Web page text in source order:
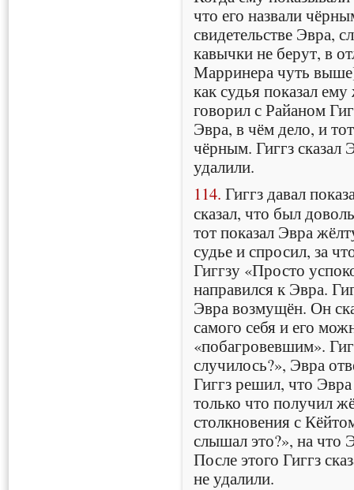
что его назвали
свидетельстве Эвра,
кавычки не берут, в
Марринера чуть
как судья показал
говорил с Райаном
Эвра, в чём дело, и
чёрным. Гиггз сказал
удалили.
114. Гиггз давал
сказал, что был
тот показал Эвра
судье и спросил, за
Гиггзу «Просто
направился к Эвра.
Эвра возмущён. Он
самого себя и его
«побагровевшим».
случилось?», Эвра
Гиггз решил, что
только что получил
столкновения с
слышал это?», на что
После этого Гиггз
не удалили.